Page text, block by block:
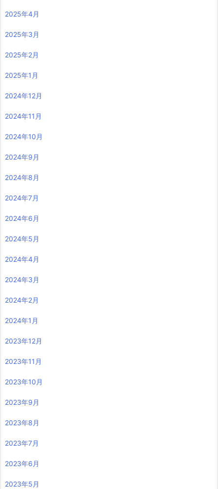
2025年4月
2025年3月
2025年2月
2025年1月
2024年12月
2024年11月
2024年10月
2024年9月
2024年8月
2024年7月
2024年6月
2024年5月
2024年4月
2024年3月
2024年2月
2024年1月
2023年12月
2023年11月
2023年10月
2023年9月
2023年8月
2023年7月
2023年6月
2023年5月